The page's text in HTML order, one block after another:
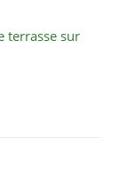
terrasse sur